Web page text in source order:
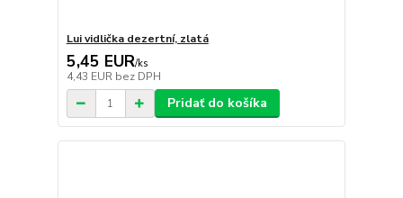
Lui vidlička dezertní, zlatá
5,45 EUR/ks
4,43 EUR bez DPH
Pridať do košíka